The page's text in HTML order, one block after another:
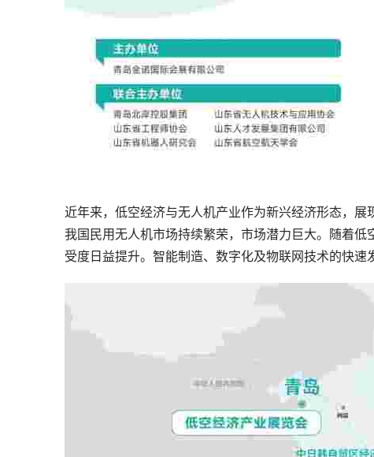
近年来，低空经济与无人机产业作为新兴经济形态，展
我国民用无人机市场持续繁荣，市场潜力巨大。随着
受度日益提升。智能制造、数字化及物联网技术的快速